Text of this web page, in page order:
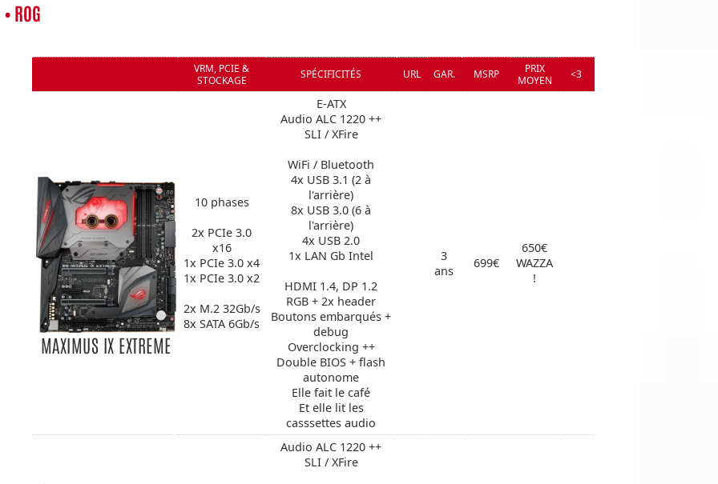
• ROG
VRM, PCIE &
STOCKAGE
SPÉCIFICITÉS URL GAR. MSRP
PRIX
MOYEN
<3
MAXIMUS IX EXTREME
10 phases
2x PCIe 3.0
x16
1x PCIe 3.0 x4
1x PCIe 3.0 x2
2x M.2 32Gb/s
8x SATA 6Gb/s
E-ATX
Audio ALC 1220 ++
SLI / XFire
WiFi / Bluetooth
4x USB 3.1 (2 à
l'arrière)
8x USB 3.0 (6 à
l'arrière)
4x USB 2.0
1x LAN Gb Intel
HDMI 1.4, DP 1.2
RGB + 2x header
Boutons embarqués +
debug
Overclocking ++
Double BIOS + flash
autonome
Elle fait le café
Et elle lit les
casssettes audio
3
ans
699€
650€
WAZZA
!
Audio ALC 1220 ++
SLI / XFire